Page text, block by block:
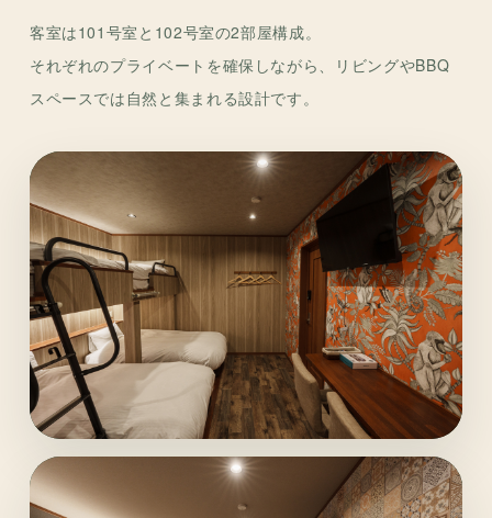
客室は101号室と102号室の2部屋構成。
それぞれのプライベートを確保しながら、リビングやBBQ
スペースでは自然と集まれる設計です。